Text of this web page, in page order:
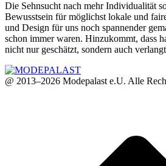
Die Sehnsucht nach mehr Individualität
Bewusstsein für möglichst lokale und
und Design für uns noch spannender
schon immer waren. Hinzukommt, dass
nicht nur geschätzt, sondern auch
@ 2013–2026 Modepalast e.U. Alle